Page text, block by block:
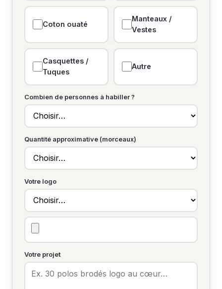
Coton ouaté
Manteaux /
Vestes
Casquettes /
Tuques
Autre
Combien de personnes à habiller ?
Quantité approximative (morceaux)
Votre logo
Votre projet